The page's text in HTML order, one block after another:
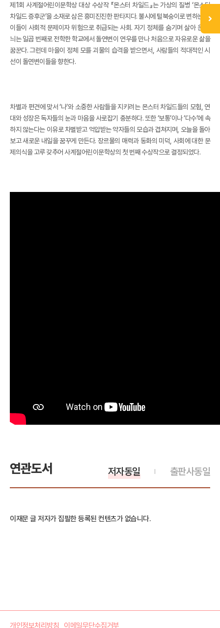
제1회 사계절어린이문학상 대상 수상작 『몬스터 차일드』는 가상의 질병 ‘몬스터
차일드 증후군’을 소재로 삼은 흥미진진한 판타지다. 불시에 털북숭이로 변하는 아
이들이 사회적 문제이자 위험으로 취급되는 사회. 자기 정체를 숨기며 살아 온 하
늬는 일곱 번째로 전학한 학교에서 돌연변이 연우를 만나 처음으로 자유로운 삶을
꿈꾼다. 그런데 마을이 정체 모를 괴물의 습격을 받으면서, 사람들의 적대적인 시
선이 돌연변이들을 향한다.
차별과 편견에 맞서 ‘나’와 소중한 사람들을 지키려는 몬스터 차일드들의 모험, 연
대와 성장은 독자들의 눈과 마음을 사로잡기 충분하다. 또한 ‘보통’이나 ‘다수’에 속
하지 않는다는 이유로 차별받고 억압받는 약자들의 모습과 겹쳐지며, 오늘을 돌아
보고 새로운 내일을 꿈꾸게 만든다. 장르물의 매력과 동화의 미덕, 사회에 대한 문
제의식을 고루 갖추어 사계절어린이문학상의 첫 번째 수상작으로 결정되었다.
연관도서 출판사동일
저자동일
이재문 글 저자가 집필한 등록된 컨텐츠가 없습니다.
개인정보처리방침 이메일무단수집거부